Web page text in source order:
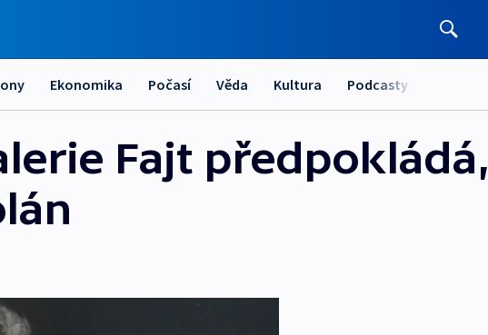
Ekonomika Počasí Věda Kultura Podcasty
Fajt předpokládá,